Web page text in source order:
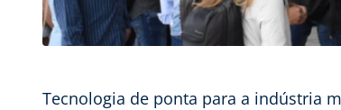
Tecnologia de ponta para a indústria